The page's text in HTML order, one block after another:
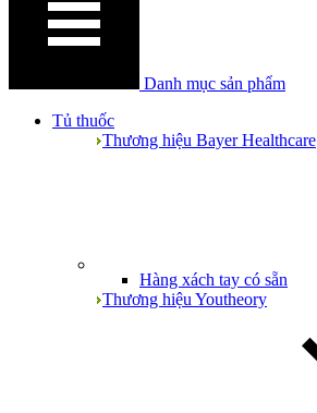
Danh mục sản phẩm
Tủ thuốc
Thương hiệu Bayer Healthcare
Hàng xách tay có sẵn
Thương hiệu Youtheory